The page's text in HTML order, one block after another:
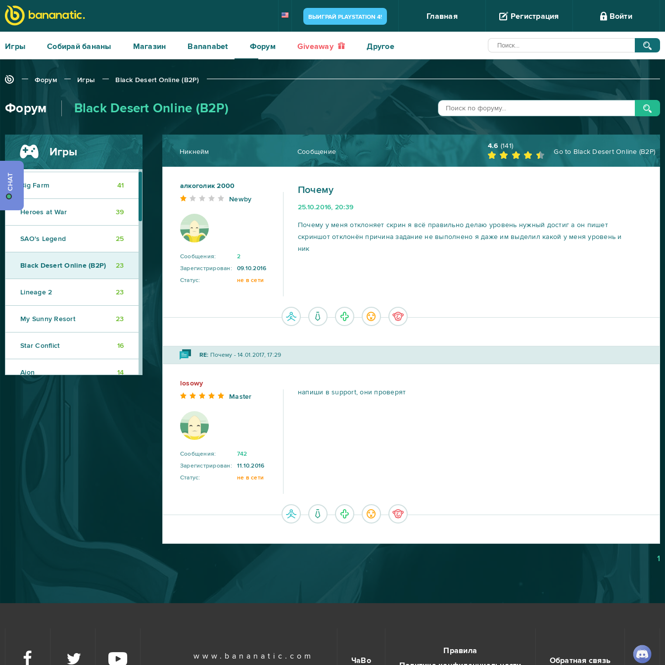
ВЫИГРАЙ PLAYSTATION 4! Главная Регистрация Войти
Игры Собирай бананы Магазин Bananabet Форум Giveaway Другое
Форум Игры Black Desert Online (B2P)
Форум Black Desert Online (B2P)
Никнейм Сообщение
4.6 (141)
Go to Black Desert Online (B2P)
алкоголик 2000
Newby
Сообщения:
2
Зарегистрирован:
09.10.2016
Статус:
не в сети
Почему
25.10.2016, 20:39
Почему у меня отклоняет скрин я всё правильно делаю уровень нужный достиг а он пишет
скриншот отклонён причина задание не выполнено я даже им выделил какой у меня уровень и
ник
RE: Почему - 14.01.2017, 17:29
losowy
Master
Сообщения:
742
Зарегистрирован:
11.10.2016
Статус:
не в сети
напиши в support, они проверят
1
Игры
World of Tanks 217
World of Warships
Big Farm 41
Heroes at War 39
SAO's Legend 25
Black Desert Online (B2P) 23
Lineage 2 23
My Sunny Resort 23
Star Conflict 16
Aion 14
My Little Farmies
ЧаВо
Правила
Обратная связь
www.bananatic.com
CHAT